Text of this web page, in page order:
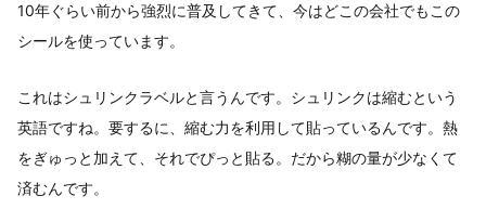
10年ぐらい前から強烈に普及してきて、今はどこの会社でもこの
シールを使っています。
これはシュリンクラベルと言うんです。シュリンクは縮むという
英語ですね。要するに、縮む力を利用して貼っているんです。熱
をぎゅっと加えて、それでぴっと貼る。だから糊の量が少なくて
済むんです。